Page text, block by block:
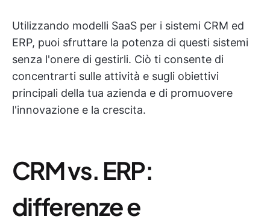
Utilizzando modelli SaaS per i sistemi CRM ed
ERP, puoi sfruttare la potenza di questi sistemi
senza l'onere di gestirli. Ciò ti consente di
concentrarti sulle attività e sugli obiettivi
principali della tua azienda e di promuovere
l'innovazione e la crescita.
CRM vs. ERP:
differenze e